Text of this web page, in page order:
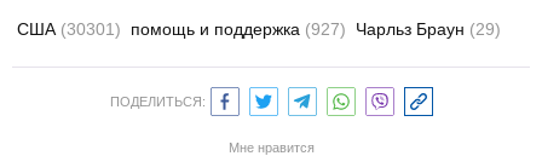
США (30301) помощь и поддержка (927) Чарльз Браун (29)
ПОДЕЛИТЬСЯ:
Мне нравится